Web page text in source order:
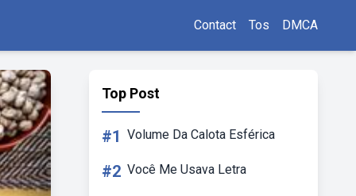
Contact Tos DMCA
Top Post
#1 Volume Da Calota Esférica
#2 Você Me Usava Letra